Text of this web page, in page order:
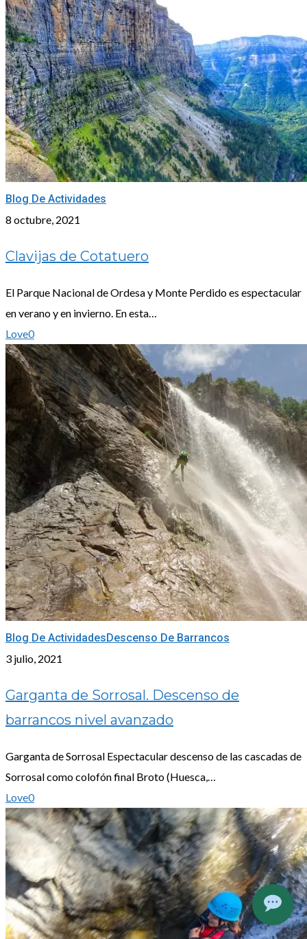
Clavijas
de
Blog De Actividades
8 octubre, 2021
Clavijas de Cotatuero
El Parque Nacional de Ordesa y Monte Perdido es espectacular
en verano y en invierno. En esta…
Love0
Garganta
de
Descenso
de
nivel
avanzado
Blog De ActividadesDescenso De Barrancos
3 julio, 2021
Garganta de Sorrosal. Descenso de
barrancos nivel avanzado
Garganta de Sorrosal Espectacular descenso de las cascadas de
Sorrosal como colofón final Broto (Huesca,…
Love0